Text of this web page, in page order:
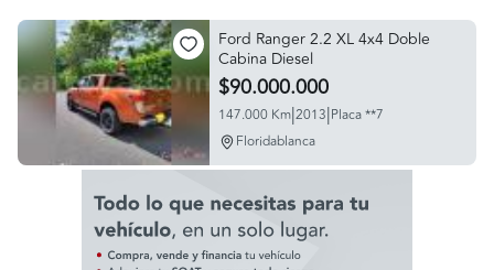
Ford Ranger 2.2 XL 4x4 Doble
Cabina Diesel
$90.000.000
147.000 Km|2013|Placa **7
Floridablanca